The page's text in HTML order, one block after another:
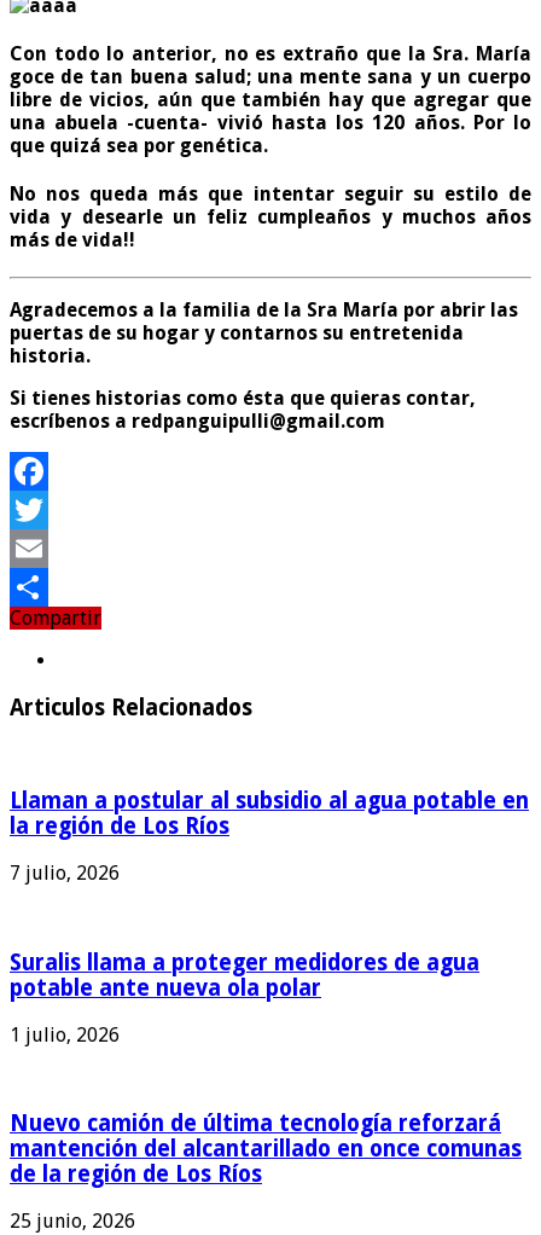
Con todo lo anterior, no es extraño que la Sra. María
goce de tan buena salud; una mente sana y un cuerpo
libre de vicios, aún que también hay que agregar que
una abuela -cuenta- vivió hasta los 120 años. Por lo
que quizá sea por genética.
No nos queda más que intentar seguir su estilo de
vida y desearle un feliz cumpleaños y muchos años
más de vida!!
Agradecemos a la familia de la Sra María por abrir las
puertas de su hogar y contarnos su entretenida
historia.
Si tienes historias como ésta que quieras contar,
escríbenos a redpanguipulli@gmail.com
Facebook
Twitter
Email
Compartir
Compartir
Articulos Relacionados
Llaman a postular al subsidio al agua potable en
la región de Los Ríos
7 julio, 2026
Suralis llama a proteger medidores de agua
potable ante nueva ola polar
1 julio, 2026
Nuevo camión de última tecnología reforzará
mantención del alcantarillado en once comunas
de la región de Los Ríos
25 junio, 2026